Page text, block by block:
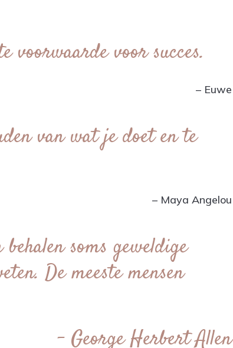
voorwaarde voor succes.
– Euwe
van wat je doet en te
– Maya Angelou
soms geweldige
De meeste mensen
– George Herbert Allen